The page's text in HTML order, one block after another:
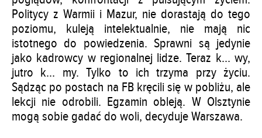
Politycy z Warmii i Mazur, nie dorastają do tego
poziomu, kuleją intelektualnie, nie mają nic
istotnego do powiedzenia. Sprawni są jedynie
jako kadrowcy w regionalnej lidze. Teraz k… wy,
jutro k… my. Tylko to ich trzyma przy życiu.
Sądząc po postach na FB kręcili się w pobliżu, ale
lekcji nie odrobili. Egzamin obleją. W Olsztynie
mogą sobie gadać do woli, decyduje Warszawa.